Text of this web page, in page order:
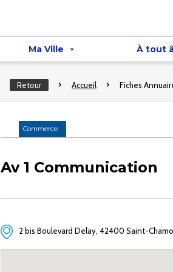
Ma Ville À tout
Retour Accueil Fiches
Commerce
Av 1 Communication
2 bis Boulevard Delay, 42400 Saint-